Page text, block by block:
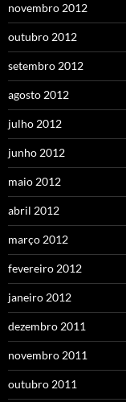
novembro 2012
outubro 2012
setembro 2012
agosto 2012
julho 2012
junho 2012
maio 2012
abril 2012
março 2012
fevereiro 2012
janeiro 2012
dezembro 2011
novembro 2011
outubro 2011